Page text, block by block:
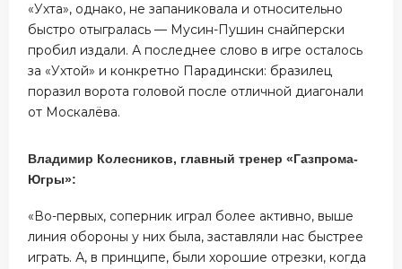
«Ухта», однако, не запаниковала и относительно
быстро отыгралась — Мусин-Пушин снайперски
пробил издали. А последнее слово в игре осталось
за «Ухтой» и конкретно Парадински: бразилец
поразил ворота головой после отличной диагонали
от Москалёва.
Владимир Колесников, главный тренер «Газпрома-
Югры»:
«Во-первых, соперник играл более активно, выше
линия обороны у них была, заставляли нас быстрее
играть. А, в принципе, были хорошие отрезки, когда